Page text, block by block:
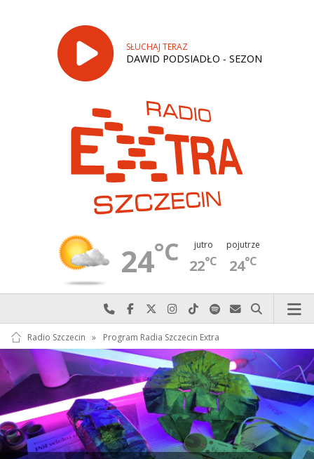
SŁUCHAJ TERAZ
DAWID PODSIADŁO - SEZON
24°C jutro
22°C
pojutrze
24°C
Najlepiej po prostu do nas zadzwoń
Odwiedź nas na Facebook-u
Odwiedź nas na X
Odwiedź nas na Instagram-ie
Odwiedź nas na TikTok-u
Szukaj nas na Spotify
Wyślij do nas
Szukaj
Radio Szczecin » Program Radia Szczecin Extra